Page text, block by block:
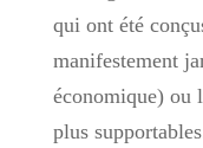
qui ont été
manifestement
économique) ou
plus